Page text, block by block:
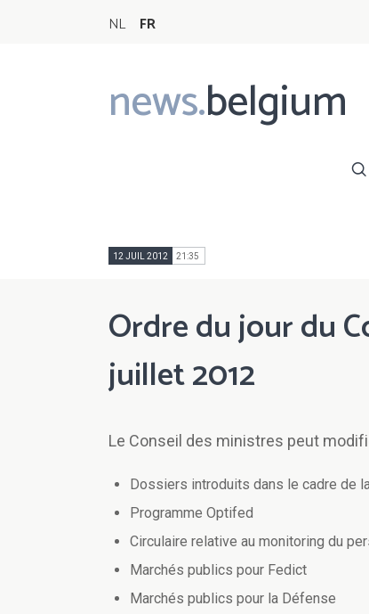
NL FR
news.belgium
Main
navigation
12 JUIL 2012 21:35
Ordre du jour du
juillet 2012
Le Conseil des ministres peut
Dossiers introduits dans le cadre de
Programme Optifed
Circulaire relative au monitoring du
Marchés publics pour Fedict
Marchés publics pour la Défense